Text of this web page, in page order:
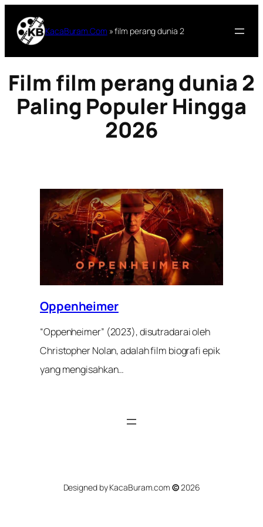
konten
KacaBuram.Com »film perang dunia 2
Film film perang dunia 2
Paling Populer Hingga
2026
Oppenheimer
“Oppenheimer” (2023), disutradarai oleh
Christopher Nolan, adalah film biografi epik
yang mengisahkan…
Designed by KacaBuram.com ©2026